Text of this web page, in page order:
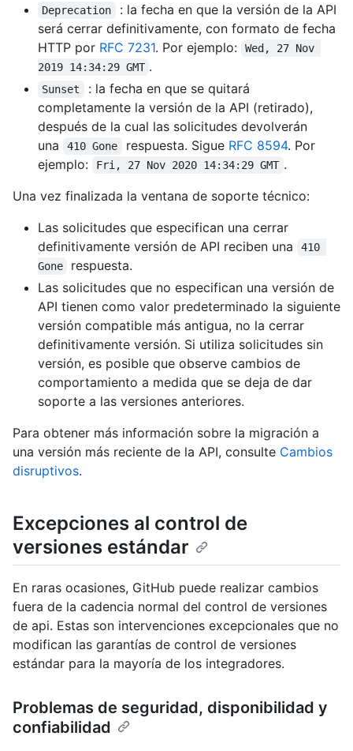
Deprecation
: la fecha en que la versión de la API
será cerrar definitivamente, con formato de fecha
HTTP por RFC 7231. Por ejemplo:
Wed, 27 Nov
2019 14:34:29 GMT .
Sunset
: la fecha en que se quitará
completamente la versión de la API (retirado),
después de la cual las solicitudes devolverán
una
410 Gone respuesta. Sigue RFC 8594. Por
ejemplo:
Fri, 27 Nov 2020 14:34:29 GMT .
Una vez finalizada la ventana de soporte técnico:
Las solicitudes que especifican una cerrar
definitivamente versión de API reciben una
410
Gone
respuesta.
Las solicitudes que no especifican una versión de
API tienen como valor predeterminado la siguiente
versión compatible más antigua, no la cerrar
definitivamente versión. Si utiliza solicitudes sin
versión, es posible que observe cambios de
comportamiento a medida que se deja de dar
soporte a las versiones anteriores.
Para obtener más información sobre la migración a
una versión más reciente de la API, consulte Cambios
disruptivos.
Excepciones al control de
versiones estándar
En raras ocasiones, GitHub puede realizar cambios
fuera de la cadencia normal del control de versiones
de api. Estas son intervenciones excepcionales que no
modifican las garantías de control de versiones
estándar para la mayoría de los integradores.
Problemas de seguridad, disponibilidad y
confiabilidad